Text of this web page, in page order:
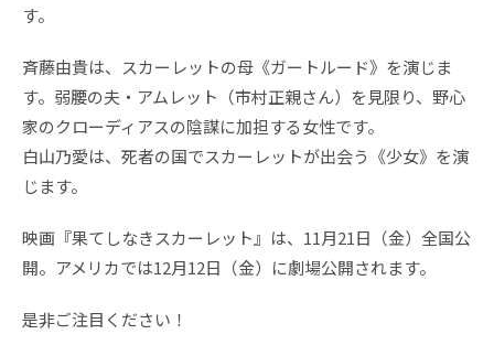
す。
斉藤由貴は、スカーレットの母《ガートルード》を演じま
す。弱腰の夫・アムレット（市村正親さん）を見限り、野心
家のクローディアスの陰謀に加担する女性です。
白山乃愛は、死者の国でスカーレットが出会う《少女》を演
じます。
映画『果てしなきスカーレット』は、11月21日（金）全国公
開。アメリカでは12月12日（金）に劇場公開されます。
是非ご注目ください！